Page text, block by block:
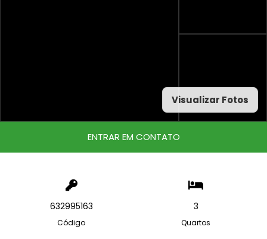
Visualizar Fotos
ENTRAR EM CONTATO
632995163
Código
3
Quartos